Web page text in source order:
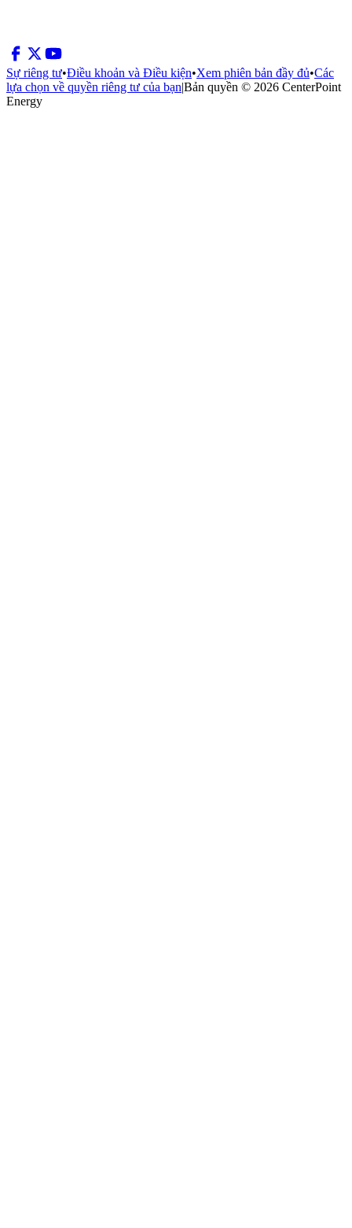
Sự riêng tư•Điều khoản và Điều kiện•Xem phiên bản đầy đủ•Các
lựa chọn về quyền riêng tư của bạn|Bản quyền © 2026 CenterPoint
Energy